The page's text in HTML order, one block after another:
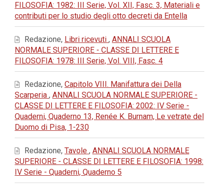
FILOSOFIA: 1982: III Serie, Vol. XII, Fasc. 3, Materiali e
contributi per lo studio degli otto decreti da Entella
Redazione, Libri ricevuti , ANNALI SCUOLA
NORMALE SUPERIORE - CLASSE DI LETTERE E
FILOSOFIA: 1978: III Serie, Vol. VIII, Fasc. 4
Redazione, Capitolo VIII. Manifattura dei Della
Scarperia , ANNALI SCUOLA NORMALE SUPERIORE -
CLASSE DI LETTERE E FILOSOFIA: 2002: IV Serie -
Quaderni, Quaderno 13, Renée K. Burnam, Le vetrate del
Duomo di Pisa, 1-230
Redazione, Tavole , ANNALI SCUOLA NORMALE
SUPERIORE - CLASSE DI LETTERE E FILOSOFIA: 1998:
IV Serie - Quaderni, Quaderno 5